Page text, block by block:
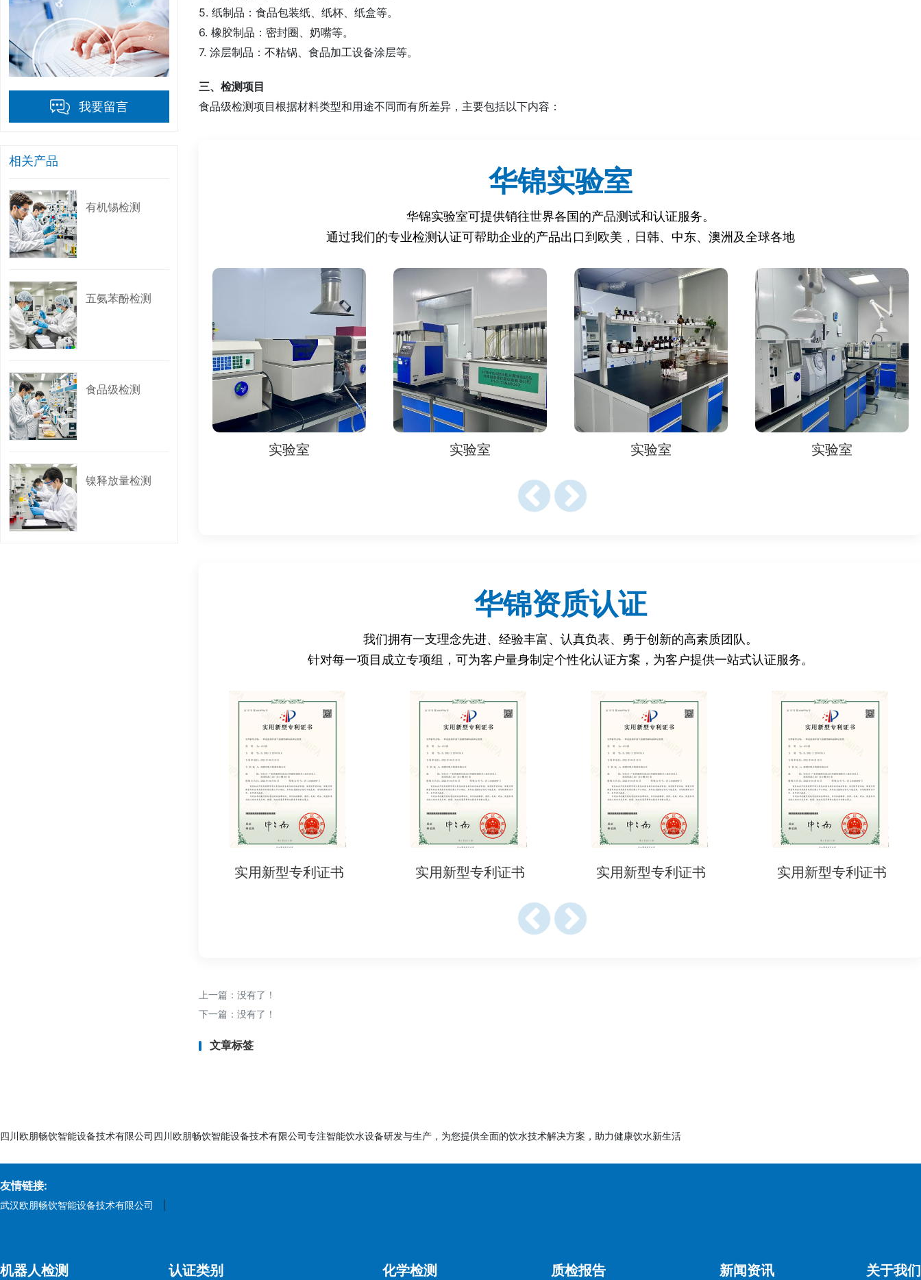
我要留言
相关产品
有机锡检测
五氨苯酚检测
食品级检测
镍释放量检测
5. 纸制品：食品包装纸、纸杯、纸盒等。
6. 橡胶制品：密封圈、奶嘴等。
7. 涂层制品：不粘锅、食品加工设备涂层等。
三、检测项目
食品级检测项目根据材料类型和用途不同而有所差异，主要包括以下内容：
- 特定迁移量：检测邻苯二甲酸盐、双酚A（BPA）、甲醛等特定物质的迁移量。
- 残留单体：检测塑料中未反应的单体（如氯乙烯、苯乙烯）。
- 重金属溶出：检测铅、镉、镍、铬等重金属的溶出量。
- 腐蚀性测试：评估金属材料在酸性或碱性食品中的耐腐蚀性。
4. 陶瓷和玻璃材料检测
- 铅镉溶出：检测釉面中铅、镉的溶出量。
5. 纸制品检测
- (EU) No 10/2011（塑料食品接触材料）。
- (EC) No 2023/2006（良好生产规范，GMP）。
- 美国FDA标准：
- 21 CFR Part 175-178（食品接触材料法规）。
- 中国标准：
- GB 4806系列（食品接触材料及制品国家标准）。
- GB 9685-2016（食品接触材料添加剂使用标准）。
2. 行业标准：
- 法国DGCCRF：食品接触材料安全要求。
- 防止有害物质迁移到食品中，保护消费者健康。
3. 市场准入：
4. 品牌信誉：
- 常规周期：7-10个工作日（视样品复杂度和检测项目数量而定）。
- 成品或代表性材料（如塑料颗粒、金属片等），数量根据检测项而定。
华锦实验室
华锦实验室可提供销往世界各国的产品测试和认证服务。
通过我们的专业检测认证可帮助企业的产品出口到欧美，日韩、中东、澳洲及全球各地
实验室 实验室 实验室 实验室
华锦资质认证
我们拥有一支理念先进、经验丰富、认真负表、勇于创新的高素质团队。
针对每一项目成立专项组，可为客户量身制定个性化认证方案，为客户提供一站式认证服务。
实用新型专利证书 实用新型专利证书 实用新型专利证书 实用新型专利证书
上一篇：没有了！
下一篇：没有了！
文章标签
四川欧朋畅饮智能设备技术有限公司四川欧朋畅饮智能设备技术有限公司专注智能饮水设备研发与生产，为您提供全面的饮水技术解决方案，助力健康饮水新生活
友情链接:
武汉欧朋畅饮智能设备技术有限公司
机器人检测 认证类别 化学检测 质检报告 新闻资讯 关于我们